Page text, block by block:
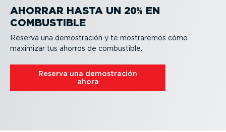
AHORRAR HASTA UN 20% EN
COMBUSTIBLE
Reserva una demos­tración y te mostraremos cómo
maximizar tus ahorros de combustible.
Reserva una demos­tración
ahora